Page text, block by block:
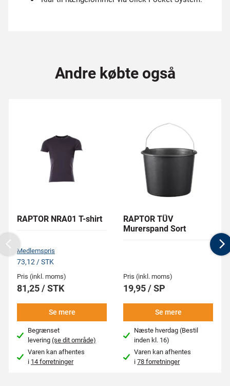
Andre købte også
RAPTOR NRA01 T-shirt
Medlemspris
73,12 / STK
Pris (inkl. moms)
81,25 / STK
Se mere
Begrænset
levering(se dit område)
Varen kan afhentes
i 14 forretninger
RAPTOR TÜV
Murerspand Sort
Pris (inkl. moms)
19,95 / SP
Se mere
Næste hverdag (Bestil
inden kl. 16)
Varen kan afhentes
i78 forretninger
Previous